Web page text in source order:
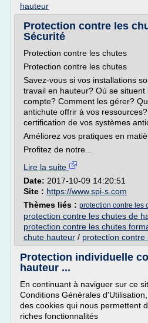
hauteur
Protection contre les
Sécurité
Protection contre les chutes
Protection contre les chutes
Savez-vous si vos installations
travail en hauteur? Où se
compte? Comment les gérer?
antichute offrir à vos
certification de vos systèmes
Améliorez vos pratiques en
Profitez de notre...
Lire la suite
Date: 2017-10-09 14:20:51
Site : https://www.spi-s.com
Thèmes liés : protection contre les
protection contre les chutes de
protection contre les chutes
chute hauteur / protection contre
Protection individuelle
hauteur ...
En continuant à naviguer sur ce
Conditions Générales
des cookies qui nous permettent
riches fonctionnalités